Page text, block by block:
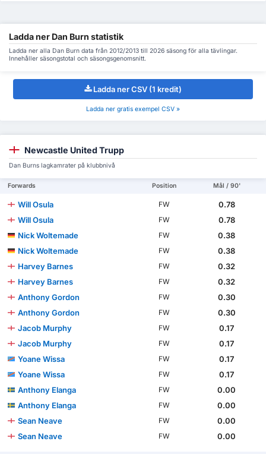
Ladda ner Dan Burn statistik
Ladda ner alla Dan Burn data från 2012/2013 till 2026 säsong för alla tävlingar.
Innehåller säsongstotal och säsongsgenomsnitt.
Ladda ner CSV (1 kredit)
Ladda ner gratis exempel CSV »
Newcastle United Trupp
Dan Burns lagkamrater på klubbnivå
Forwards Position Mål / 90'
Will Osula FW
0.78
Will Osula
FW
0.78
Nick Woltemade
FW
0.38
Nick Woltemade
FW
0.38
Harvey Barnes
FW
0.32
Harvey Barnes
FW
0.32
Anthony Gordon
FW
0.30
Anthony Gordon
FW
0.30
Jacob Murphy
FW
0.17
Jacob Murphy
FW
0.17
Yoane Wissa
FW
0.17
Yoane Wissa
FW
0.17
Anthony Elanga
FW
0.00
Anthony Elanga
FW
0.00
Sean Neave
FW
0.00
Sean Neave
FW 0.00